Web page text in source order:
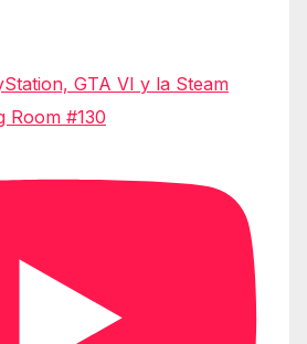
GTA VI y la Steam
Room #130